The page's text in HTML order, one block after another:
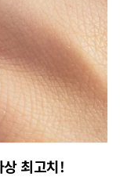
최고치!